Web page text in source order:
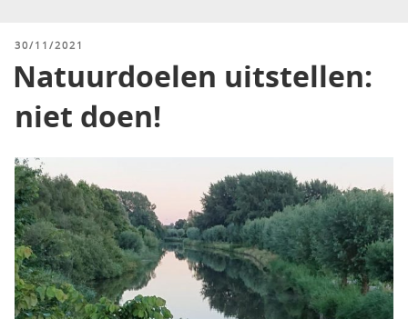
GEPLAATST
30/11/2021
Natuurdoelen uitstellen:
niet doen!